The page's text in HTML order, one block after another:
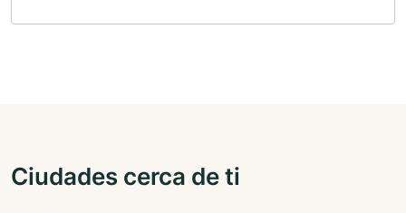
Ciudades cerca de ti